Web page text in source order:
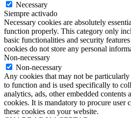
Necessary
Siempre activado
Necessary cookies are absolutely
function properly. This category only
basic functionalities and security
cookies do not store any personal
Non-necessary
Non-necessary
Any cookies that may not be
to function and is used specifically to
analytics, ads, other embedded contents
cookies. It is mandatory to procure user
these cookies on your website.